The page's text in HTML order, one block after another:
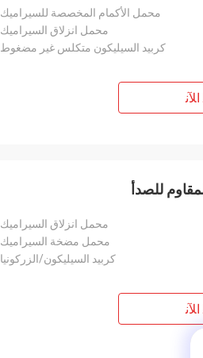
محمل الأكمام المخصصة للسيراميك
محمل انزلاق السيراميك
كربيد السيليكون متكلس غير مضغوط
للصدأ
محمل انزلاق السيراميك
محمل مضخة السيراميك
كربيد السيليكون/الزركونيا